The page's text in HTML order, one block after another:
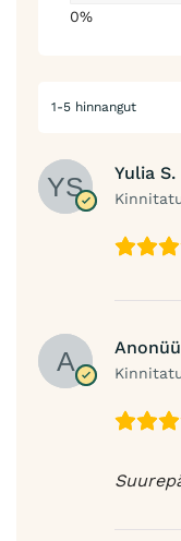
0%
1-5 hinnangut
Yulia S.